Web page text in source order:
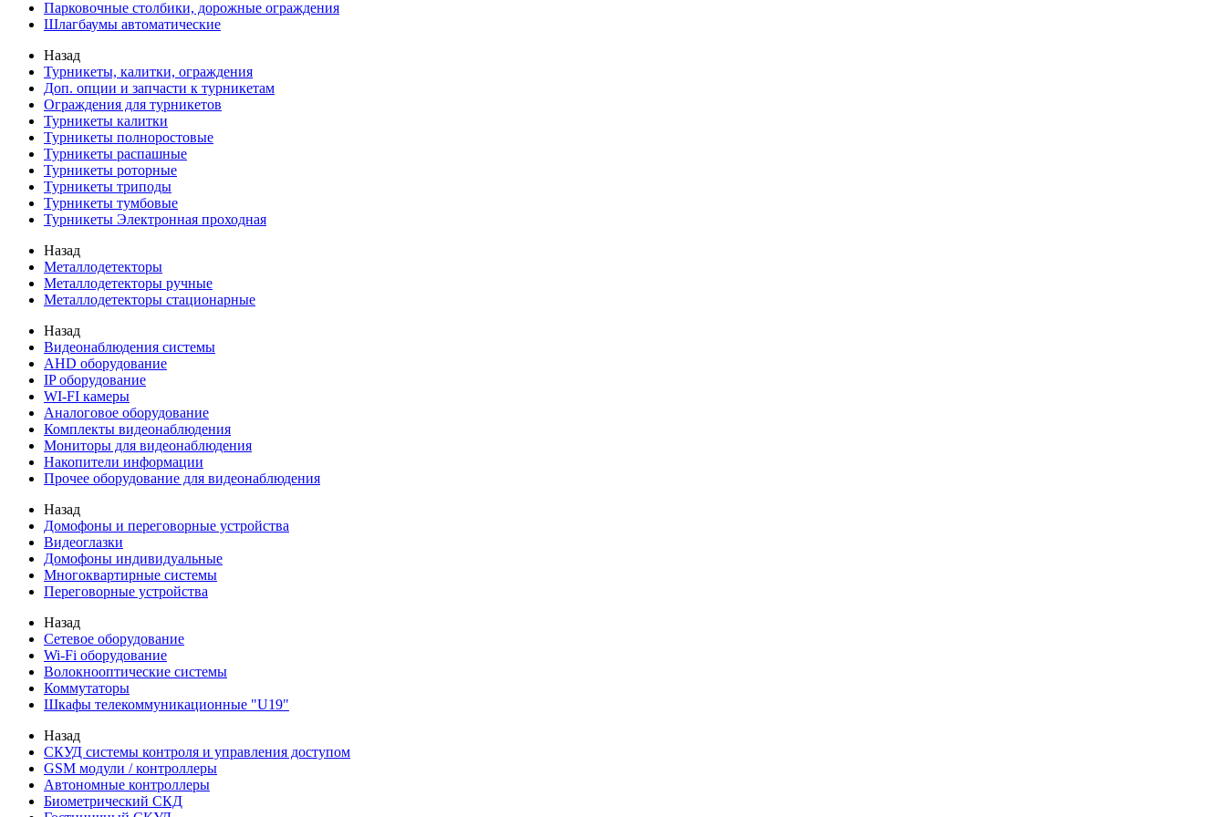
Парковочные столбики, дорожные ограждения
Шлагбаумы автоматические
Назад
Турникеты, калитки, ограждения
Доп. опции и запчасти к турникетам
Ограждения для турникетов
Турникеты калитки
Турникеты полноростовые
Турникеты распашные
Турникеты роторные
Турникеты триподы
Турникеты тумбовые
Турникеты Электронная проходная
Назад
Металлодетекторы
Металлодетекторы ручные
Металлодетекторы стационарные
Назад
Видеонаблюдения cистемы
AHD оборудование
IP оборудование
WI-FI камеры
Аналоговое оборудование
Комплекты видеонаблюдения
Мониторы для видеонаблюдения
Накопители информации
Прочее оборудование для видеонаблюдения
Назад
Домофоны и переговорные устройства
Видеоглазки
Домофоны индивидуальные
Многоквартирные системы
Переговорные устройства
Назад
Сетевое оборудование
Wi-Fi оборудование
Волокнооптические системы
Коммутаторы
Шкафы телекоммуникационные "U19"
Назад
СКУД системы контроля и управления доступом
GSM модули / контроллеры
Автономные контроллеры
Биометрический СКД